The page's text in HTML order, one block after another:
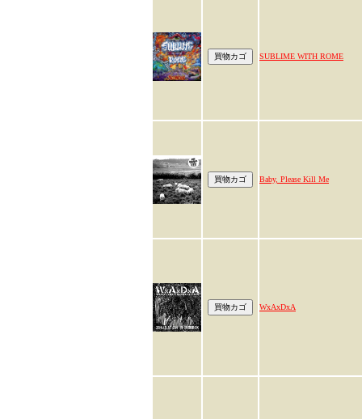
SUBLIME WITH ROME
Baby, Please Kill Me
WxAxDxA